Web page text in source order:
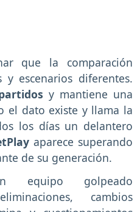
que la comparación
y escenarios diferentes.
y mantiene una
el dato existe y llama la
los días un delantero
aparece superando
de su generación.
equipo golpeado
cambios